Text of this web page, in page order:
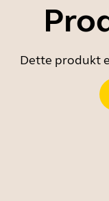
Dette produkt